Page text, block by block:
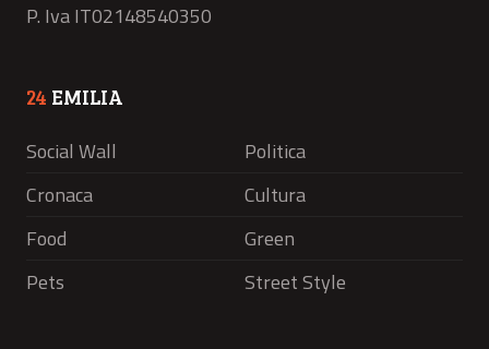
P. Iva IT02148540350
24 EMILIA
Social Wall
Politica
Cronaca
Cultura
Food
Green
Pets
Street Style